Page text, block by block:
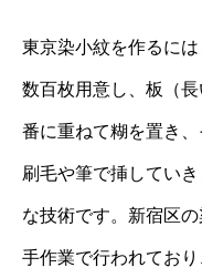
東京染小紋を作るに
数百枚用意し、板（
番に重ねて糊を置き
刷毛や筆で挿してい
な技術です。新宿区
手作業で行われてお